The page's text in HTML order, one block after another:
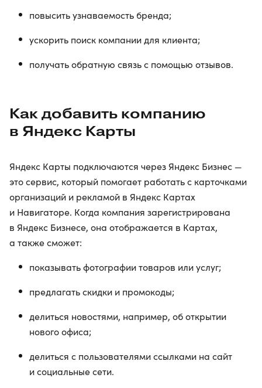
повысить узнаваемость бренда;
ускорить поиск компании для клиента;
получать обратную связь с помощью отзывов.
Как добавить компанию
в Яндекс Карты
Яндекс Карты подключаются через Яндекс Бизнес —
это сервис, который помогает работать с карточками
организаций и рекламой в Яндекс Картах
и Навигаторе. Когда компания зарегистрирована
в Яндекс Бизнесе, она отображается в Картах,
а также сможет:
показывать фотографии товаров или услуг;
предлагать скидки и промокоды;
делиться новостями, например, об открытии
нового офиса;
делиться с пользователями ссылками на сайт
и социальные сети.